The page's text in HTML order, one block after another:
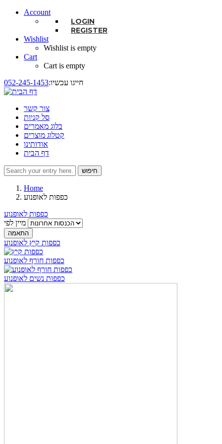
Account
LOGIN
REGISTER
Wishlist
Wishlist is empty
Cart
Cart is empty
052-245-1453 :חייגו עכשיו
צור קשר
סל קניות
בלוג מאמרים
קטלוג מוצרים
אודותינו
דף הבית
חיפוש
Home
כפפות לאופנוע
כפפות לאופנוע
כפפות קיץ לאופנוע
כפפות חורף לאופנוע
כפפות נשים לאופנוע